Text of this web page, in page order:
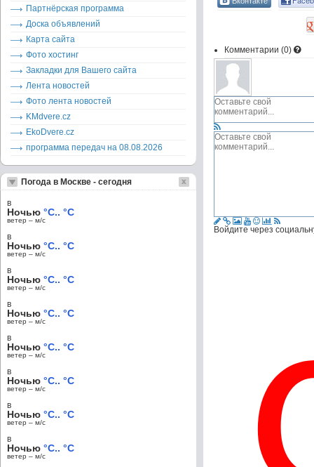
Комментарии (0)
Войдите через
Партнёрская программа
Доска объявлений
Карта сайта
Фото хостинг
Закладки для Вашего сайта
Лента новостей
Фото лента новостей
KMdvere.cz
EkoDvere.cz
программа передач на 08.08.2026
Погода в Москве - сегодня
в
Ночью °C.. °C
ветер – м/c
в
Ночью °C.. °C
ветер – м/c
в
Ночью °C.. °C
ветер – м/c
в
Ночью °C.. °C
ветер – м/c
в
Ночью °C.. °C
ветер – м/c
в
Ночью °C.. °C
ветер – м/c
в
Ночью °C.. °C
ветер – м/c
в
Ночью °C.. °C
ветер – м/c